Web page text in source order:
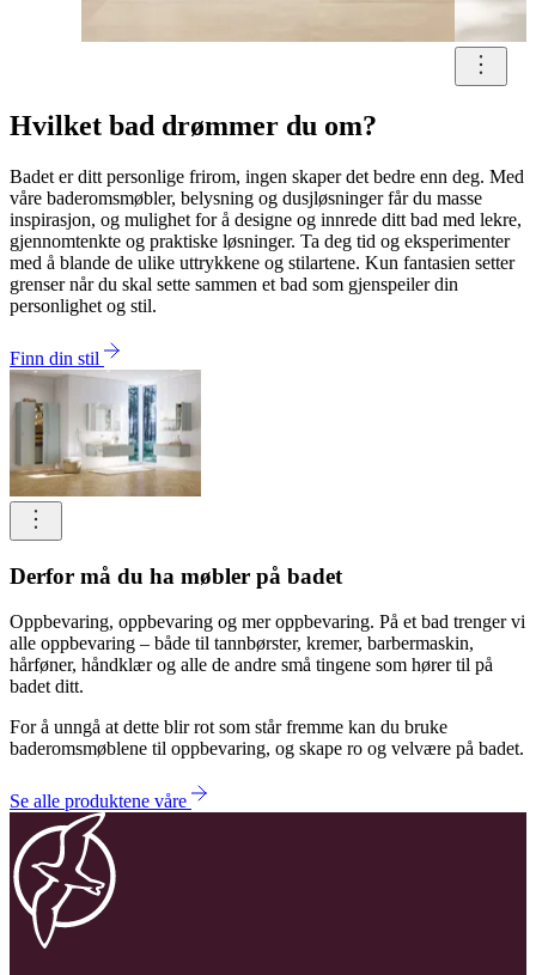
Hvilket bad drømmer du om?
Badet er ditt personlige frirom, ingen skaper det bedre enn deg. Med
våre baderomsmøbler, belysning og dusjløsninger får du masse
inspirasjon, og mulighet for å designe og innrede ditt bad med lekre,
gjennomtenkte og praktiske løsninger. Ta deg tid og eksperimenter
med å blande de ulike uttrykkene og stilartene. Kun fantasien setter
grenser når du skal sette sammen et bad som gjenspeiler din
personlighet og stil.
Finn din stil
Derfor må du ha møbler på badet
Oppbevaring, oppbevaring og mer oppbevaring. På et bad trenger vi
alle oppbevaring – både til tannbørster, kremer, barbermaskin,
hårføner, håndklær og alle de andre små tingene som hører til på
badet ditt.
For å unngå at dette blir rot som står fremme kan du bruke
baderomsmøblene til oppbevaring, og skape ro og velvære på badet.
Se alle produktene våre